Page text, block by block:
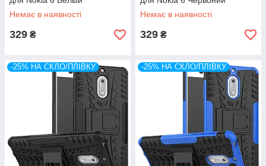
Немає в наявності
329 ₴
Немає в наявності
329 ₴
-25% НА СКЛО/ПЛІВКУ -25% НА СКЛО/ПЛІВКУ